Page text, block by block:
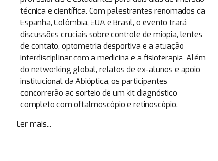
técnica e científica. Com palestrantes renomados da
Espanha, Colômbia, EUA e Brasil, o evento trará
discussões cruciais sobre controle de miopia, lentes
de contato, optometria desportiva e a atuação
interdisciplinar com a medicina e a fisioterapia. Além
do networking global, relatos de ex-alunos e apoio
institucional da Abióptica, os participantes
concorrerão ao sorteio de um kit diagnóstico
completo com oftalmoscópio e retinoscópio.
Ler mais...